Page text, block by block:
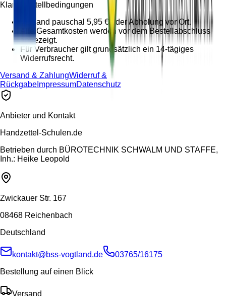
Klare Bestellbedingungen
Versand pauschal 5,95 € oder Abholung vor Ort.
Alle Gesamtkosten werden vor dem Bestellabschluss
angezeigt.
Für Verbraucher gilt grundsätzlich ein 14-tägiges
Widerrufsrecht.
Versand & ZahlungWiderruf &
Rückgabe ImpressumDatenschutz
Anbieter und Kontakt
Handzettel-Schulen.de
Betrieben durch BÜROTECHNIK SCHWALM UND STAFFE,
Inh.: Heike Leopold
Zwickauer Str. 167
08468 Reichenbach
Deutschland
kontakt@bss-vogtland.de
03765/16175
Bestellung auf einen Blick
Versand